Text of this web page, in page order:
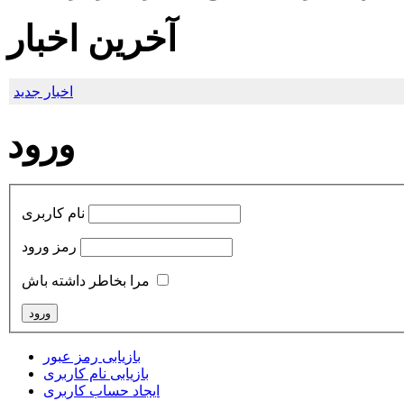
آخرین اخبار
اخبار جدید
ورود
نام کاربری
رمز ورود
مرا بخاطر داشته باش
بازیابی رمز عبور
بازیابی نام کاربری
ایجاد حساب کاربری